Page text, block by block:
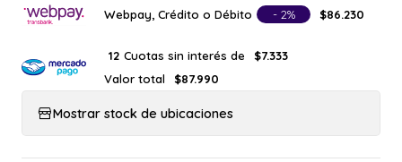
Webpay, Crédito o Débito - 2% $86.230
12 Cuotas sin interés de
$7.333
Valor total
$87.990
Mostrar stock de ubicaciones